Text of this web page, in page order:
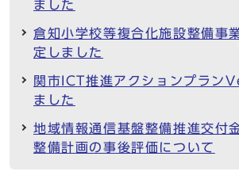
ました
倉知小学校等複合化施設整備事
定しました
関市ICT推進アクションプラン
ました
地域情報通信基盤整備推進交付
整備計画の事後評価について